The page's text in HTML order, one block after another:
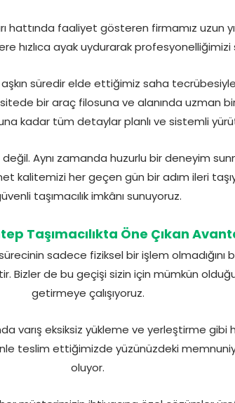
hattında faaliyet gösteren firmamız uzun
hızlıca ayak uydurarak
aşkın süredir elde ettiğimiz saha
bir araç filosuna ve alanında uzman
kadar tüm detaylar planlı ve sistemli
Aynı zamanda huzurlu bir deneyim
kalitemizi her geçen gün bir adım ileri
taşımacılık imkânı sunuyoruz.
Taşımacılıkta Öne Çıkan
sadece fiziksel bir işlem olmadığını
Bizler de bu geçişi sizin için mümkün
getirmeye çalışıyoruz.
varış eksiksiz yükleme ve yerleştirme
teslim ettiğimizde yüzünüzdeki
oluyor.